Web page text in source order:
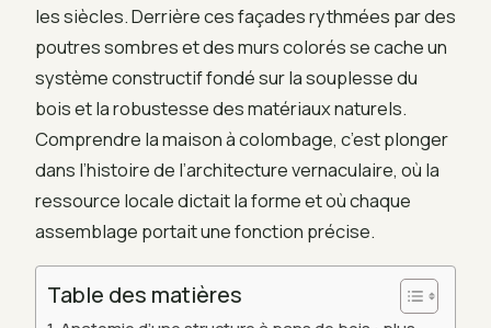
les siècles. Derrière ces façades rythmées par des
poutres sombres et des murs colorés se cache un
système constructif fondé sur la souplesse du
bois et la robustesse des matériaux naturels.
Comprendre la maison à colombage, c’est plonger
dans l’histoire de l’architecture vernaculaire, où la
ressource locale dictait la forme et où chaque
assemblage portait une fonction précise.
Table des matières